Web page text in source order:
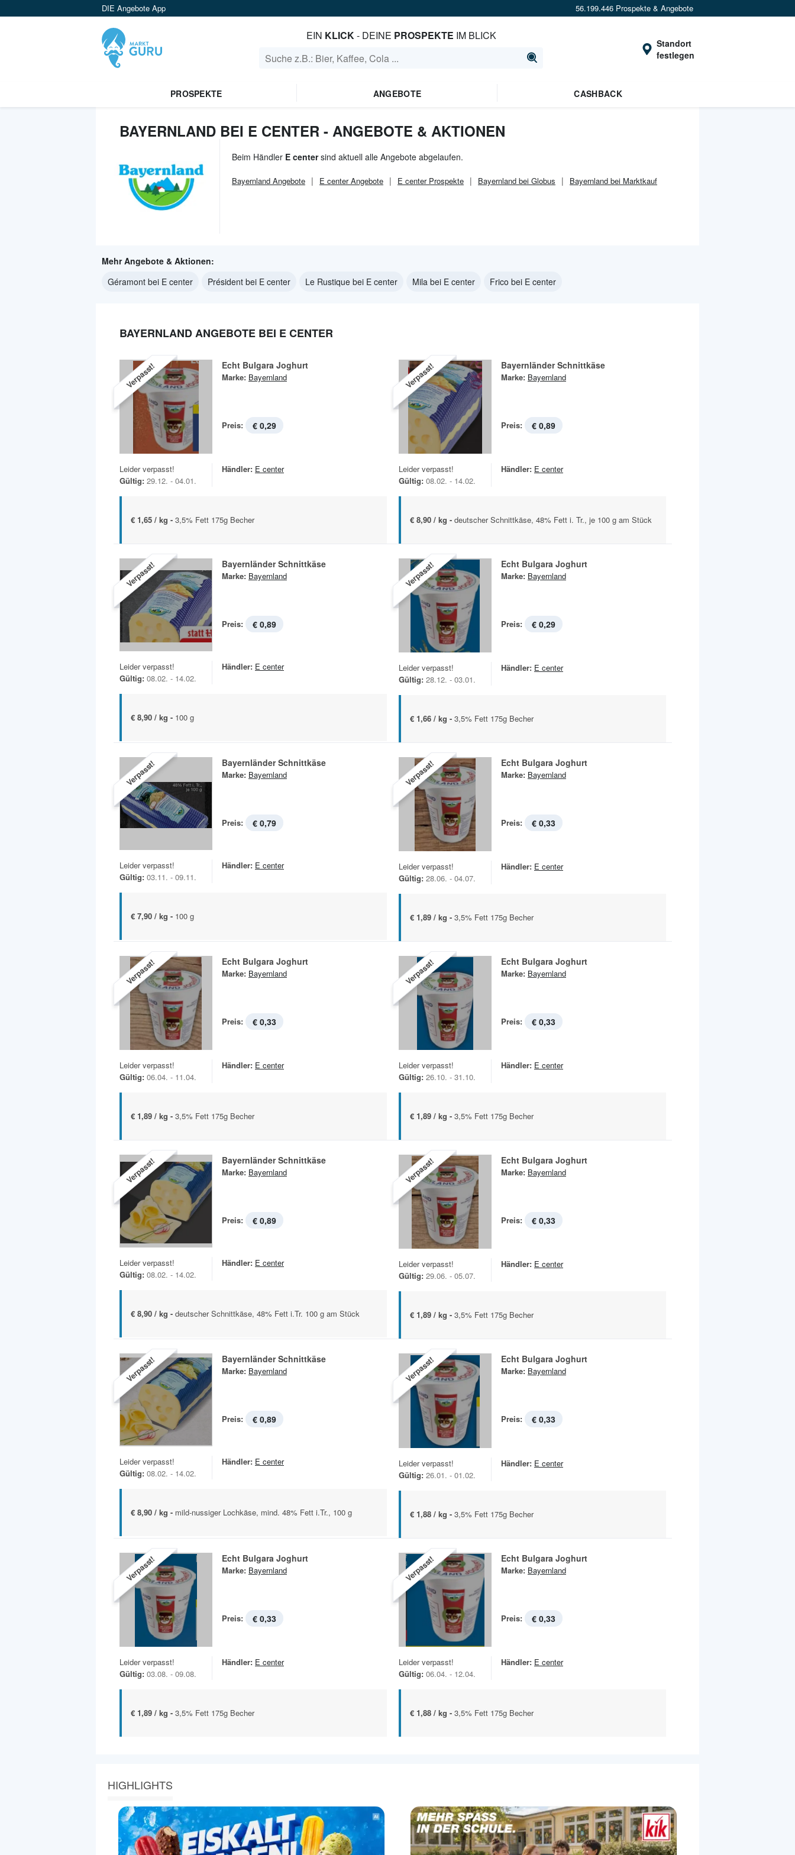
DIE Angebote App 56.199.446 Prospekte & Angebote
EIN KLICK- DEINE PROSPEKTE IM BLICK
Standort
festlegen
PROSPEKTE ANGEBOTE CASHBACK
BAYERNLAND BEI E CENTER - ANGEBOTE & AKTIONEN
Beim Händler E centersind aktuell alle Angebote abgelaufen.
Bayernland Angebote E centerAngebote E centerProspekte Bayernland bei Globus Bayernland bei Marktkauf
Mehr Angebote & Aktionen:
Géramont bei E center
Président bei E center Le Rustique bei E center Mila bei E center Frico bei E center
BAYERNLAND ANGEBOTE BEI E CENTER
Verpasst! Echt Bulgara Joghurt
Marke: Bayernland
Preis: € 0,29
Leider verpasst!
Gültig: 29.12. - 04.01.
Händler: E center
€ 1,65 / kg - 3,5% Fett 175g Becher
Verpasst! Bayernländer Schnittkäse
Marke: Bayernland
Preis: € 0,89
Leider verpasst!
Gültig: 08.02. - 14.02.
Händler: E center
€ 8,90 / kg - deutscher Schnittkäse, 48% Fett i. Tr., je 100 g am Stück
Verpasst! Bayernländer Schnittkäse
Marke: Bayernland
Preis: € 0,89
Leider verpasst!
Gültig: 08.02. - 14.02.
Händler: E center
€ 8,90 / kg - 100 g
Verpasst! Echt Bulgara Joghurt
Marke: Bayernland
Preis: € 0,29
Leider verpasst!
Gültig: 28.12. - 03.01.
Händler: E center
€ 1,66 / kg - 3,5% Fett 175g Becher
Verpasst! Bayernländer Schnittkäse
Marke: Bayernland
Preis: € 0,79
Leider verpasst!
Gültig: 03.11. - 09.11.
Händler: E center
€ 7,90 / kg - 100 g
Verpasst! Echt Bulgara Joghurt
Marke: Bayernland
Preis: € 0,33
Leider verpasst!
Gültig: 28.06. - 04.07.
Händler: E center
€ 1,89 / kg - 3,5% Fett 175g Becher
Verpasst! Echt Bulgara Joghurt
Marke: Bayernland
Preis: € 0,33
Leider verpasst!
Gültig: 06.04. - 11.04.
Händler: E center
€ 1,89 / kg - 3,5% Fett 175g Becher
Verpasst! Echt Bulgara Joghurt
Marke: Bayernland
Preis: € 0,33
Leider verpasst!
Gültig: 26.10. - 31.10.
Händler: E center
€ 1,89 / kg - 3,5% Fett 175g Becher
Verpasst! Bayernländer Schnittkäse
Marke: Bayernland
Preis: € 0,89
Leider verpasst!
Gültig: 08.02. - 14.02.
Händler: E center
€ 8,90 / kg - deutscher Schnittkäse, 48% Fett i.Tr. 100 g am Stück
Verpasst! Echt Bulgara Joghurt
Marke: Bayernland
Preis: € 0,33
Leider verpasst!
Gültig: 29.06. - 05.07.
Händler: E center
€ 1,89 / kg - 3,5% Fett 175g Becher
Verpasst! Bayernländer Schnittkäse
Marke: Bayernland
Preis: € 0,89
Leider verpasst!
Gültig: 08.02. - 14.02.
Händler: E center
€ 8,90 / kg - mild-nussiger Lochkäse, mind. 48% Fett i.Tr., 100 g
Verpasst! Echt Bulgara Joghurt
Marke: Bayernland
Preis: € 0,33
Leider verpasst!
Gültig: 26.01. - 01.02.
Händler: E center
€ 1,88 / kg - 3,5% Fett 175g Becher
Verpasst! Echt Bulgara Joghurt
Marke: Bayernland
Preis: € 0,33
Leider verpasst!
Gültig: 03.08. - 09.08.
Händler: E center
€ 1,89 / kg - 3,5% Fett 175g Becher
Verpasst! Echt Bulgara Joghurt
Marke: Bayernland
Preis: € 0,33
Leider verpasst!
Gültig: 06.04. - 12.04.
Händler: E center
€ 1,88 / kg - 3,5% Fett 175g Becher
HIGHLIGHTS